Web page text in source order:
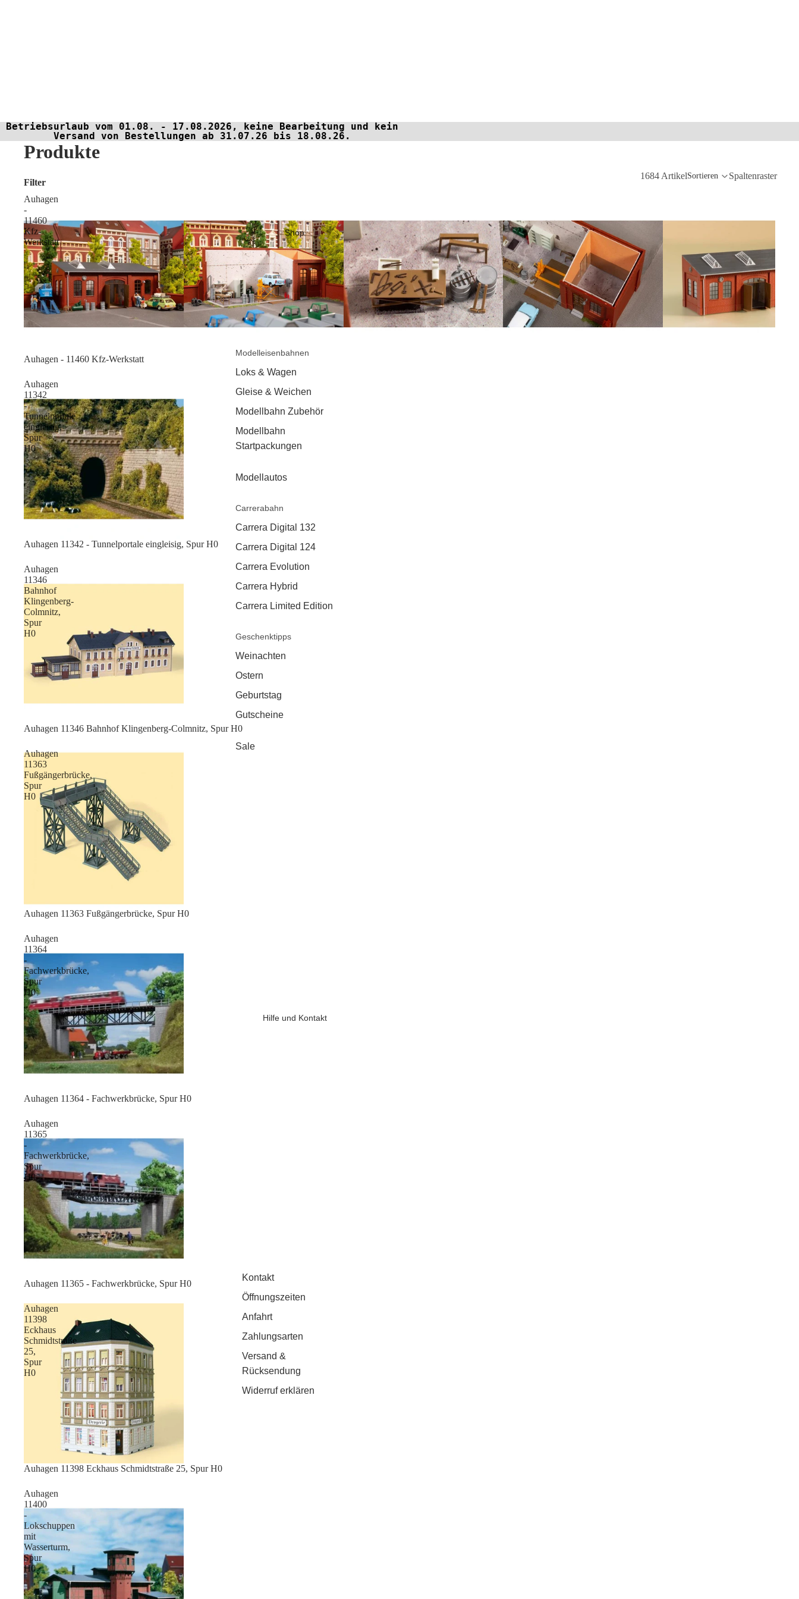
Shop
Modelleisenbahnen
Loks & Wagen
Gleise & Weichen
Modellbahn Zubehör
Modellbahn
Startpackungen
Modellautos
Carrerabahn
Carrera Digital 132
Carrera Digital 124
Carrera Evolution
Carrera Hybrid
Carrera Limited Edition
Geschenktipps
Weinachten
Ostern
Geburtstag
Gutscheine
Sale
Hilfe und Kontakt
Kontakt
Öffnungszeiten
Anfahrt
Zahlungsarten
Versand &
Rücksendung
Widerruf erklären
Betriebsurlaub vom 01.08. - 17.08.2026, keine Bearbeitung und kein
Versand von Bestellungen ab 31.07.26 bis 18.08.26.
Produkte
Filter
1684 ArtikelSortieren Spaltenraster
Auhagen
-
11460
Kfz-
Werkstatt
Sale
Auhagen - 11460 Kfz-Werkstatt
Auhagen
11342
-
Tunnelportale
eingleisig,
Spur
H0
Auhagen 11342 - Tunnelportale eingleisig, Spur H0
Auhagen
11346
Bahnhof
Klingenberg-
Colmnitz,
Spur
H0
Sale
Auhagen 11346 Bahnhof Klingenberg-Colmnitz, Spur H0
Auhagen
11363
Fußgängerbrücke,
Spur
H0
Sale
Auhagen 11363 Fußgängerbrücke, Spur H0
Auhagen
11364
-
Fachwerkbrücke,
Spur
H0
Sale
Auhagen 11364 - Fachwerkbrücke, Spur H0
Auhagen
11365
-
Fachwerkbrücke,
Spur
H0
Sale
Auhagen 11365 - Fachwerkbrücke, Spur H0
Auhagen
11398
Eckhaus
Schmidtstraße
25,
Spur
H0
Sale
Auhagen 11398 Eckhaus Schmidtstraße 25, Spur H0
Auhagen
11400
-
Lokschuppen
mit
Wasserturm,
Spur
H0